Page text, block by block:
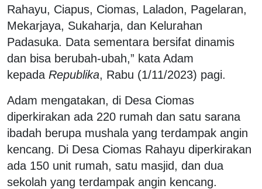
Rahayu, Ciapus, Ciomas, Laladon, Pagelaran,
Mekarjaya, Sukaharja, dan Kelurahan
Padasuka. Data sementara bersifat dinamis
dan bisa berubah-ubah,” kata Adam
kepada Republika, Rabu (1/11/2023) pagi.
Adam mengatakan, di Desa Ciomas
diperkirakan ada 220 rumah dan satu sarana
ibadah berupa mushala yang terdampak angin
kencang. Di Desa Ciomas Rahayu diperkirakan
ada 150 unit rumah, satu masjid, dan dua
sekolah yang terdampak angin kencang.